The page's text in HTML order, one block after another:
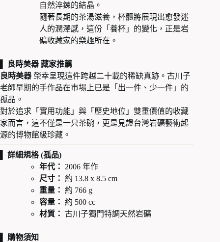
自然淬鍊的結晶。
隨著長期的茶湯滋養，杯體將展現出愈發迷
人的潤澤感，這份「養杯」的變化，正是岩
礦收藏家的樂趣所在。
▌ 良時美器 藏家推薦
良時美器 榮幸呈現這件跨越二十載的稀缺真跡。古川子
老師早期的手作品在市場上已是「出一件、少一件」的
孤品。
對於追求「實用功能」與「歷史地位」雙重價值的收藏
家而言，這不僅是一只茶碗，更是見證台灣岩礦藝術起
源的博物館級珍藏。
▌ 詳細規格 (孤品)
年代：
2006 年作
尺寸： 約 13.8 x 8.5 cm
重量： 約 766 g
容量： 約 500 cc
材質： 古川子獨門特調天然岩礦
▌ 購物須知